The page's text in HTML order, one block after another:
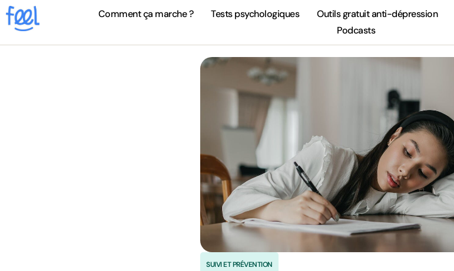
Comment ça marche ? Tests psychologiques Outils gratuit anti-dépression
Podcasts
SUIVI ET PRÉVENTION